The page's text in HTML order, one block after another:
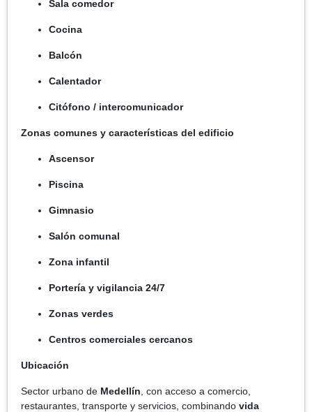
Sala comedor
Cocina
Balcón
Calentador
Citófono / intercomunicador
Zonas comunes y características del edificio
Ascensor
Piscina
Gimnasio
Salón comunal
Zona infantil
Portería y vigilancia 24/7
Zonas verdes
Centros comerciales cercanos
Ubicación
Sector urbano de Medellín , con acceso a comercio,
restaurantes, transporte y servicios, combinando vida